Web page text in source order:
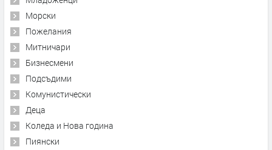
Морски
Пожелания
Митничари
Бизнесмени
Подсъдими
Комунистически
Деца
Коледа и Нова година
Пиянски